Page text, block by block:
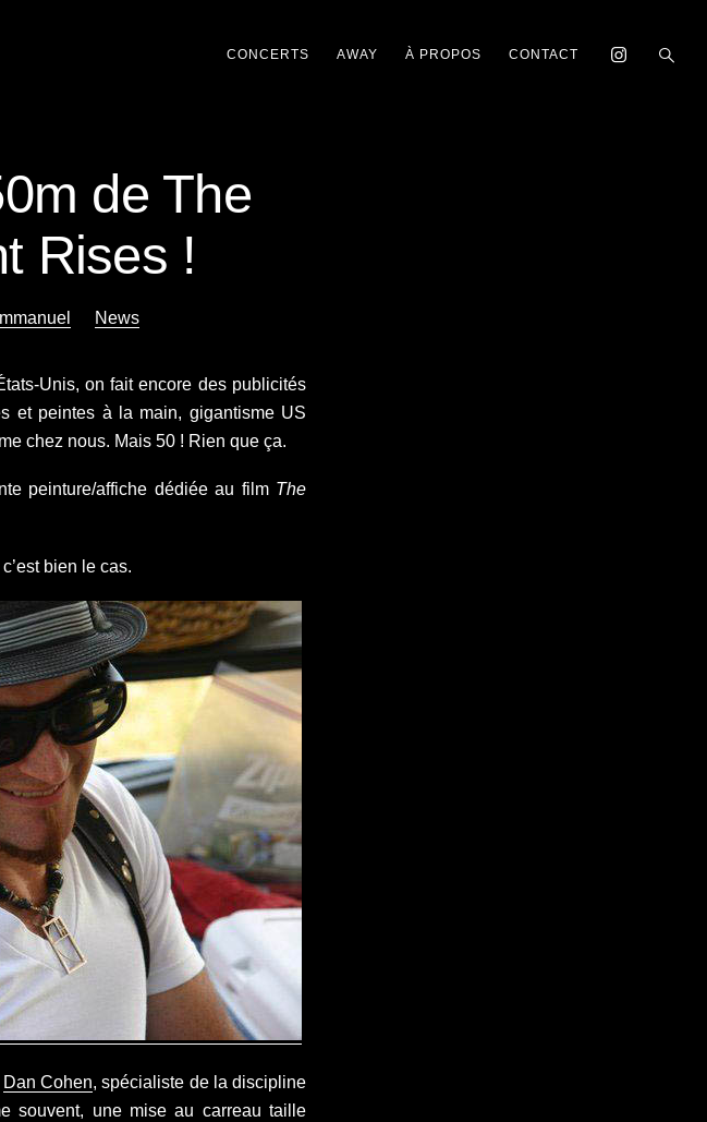
CONCERTS AWAY À PROPOS CONTACT
de The
Rises !
News
Unis, on fait encore des publicités
et peintes à la main, gigantisme US
chez nous. Mais 50 ! Rien que ça.
peinture/affiche dédiée au film The
bien le cas.
Dan Cohen, spécialiste de la discipline
souvent, une mise au carreau taille